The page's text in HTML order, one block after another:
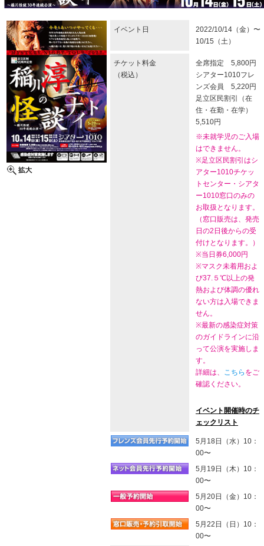
イベント日
2022/10/14（金）〜
10/15（土）
チケット料金
（税込）
全席指定 5,800円
シアター1010フレ
ンズ会員 5,220円
足立区民割引（在
住・在勤・在学）
5,510円
※未就学児のご入場
はできません。
※足立区民割引はシ
アター1010チケッ
トセンター・シアタ
ー1010窓口のみの
お取扱となります。
（窓口販売は、発売
日の2日後からの受
付けとなります。）
※当日券6,000円
※マスク未着用およ
び37.５℃以上の発
熱および体調の優れ
ない方は入場できま
せん。
※最新の感染症対策
のガイドラインに沿
って公演を実施しま
す。
詳細は、 こちら をご
確認ください。
イベント開催時のチ
ェックリスト
5月18日（水）10：
00〜
5月19日（木）10：
00〜
5月20日（金）10：
00〜
5月22日（日）10：
00〜